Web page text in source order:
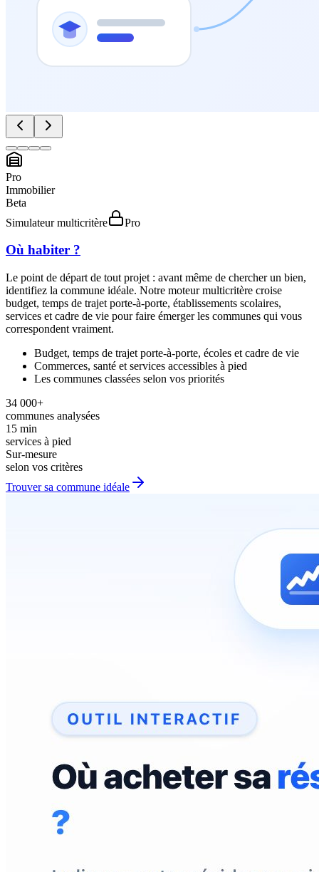
Pro
Immobilier
Beta
Simulateur multicritère
Pro
Où habiter ?
Le point de départ de tout projet : avant même de chercher un bien,
identifiez la commune idéale. Notre moteur multicritère croise
budget, temps de trajet porte-à-porte, établissements scolaires,
services et cadre de vie pour faire émerger les communes qui vous
correspondent vraiment.
Budget, temps de trajet porte-à-porte, écoles et cadre de vie
Commerces, santé et services accessibles à pied
Les communes classées selon vos priorités
34 000+
communes analysées
15 min
services à pied
Sur-mesure
selon vos critères
Trouver sa commune idéale